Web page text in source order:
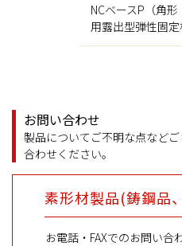
ゴミ焼却
プレス機械
製鉄関連
線支承（LB）
機能分離型支承
S）・寒冷地対応
（THD）
NCベースP（角
用露出型弾性固定
お問い合わせ
製品についてご不明な点など
合わせください。
素形材製品(鋳鋼品
お電話・FAXでのお問い合